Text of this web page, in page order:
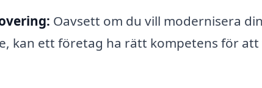
Oavsett om du vill modernisera
kan ett företag ha rätt kompetens för